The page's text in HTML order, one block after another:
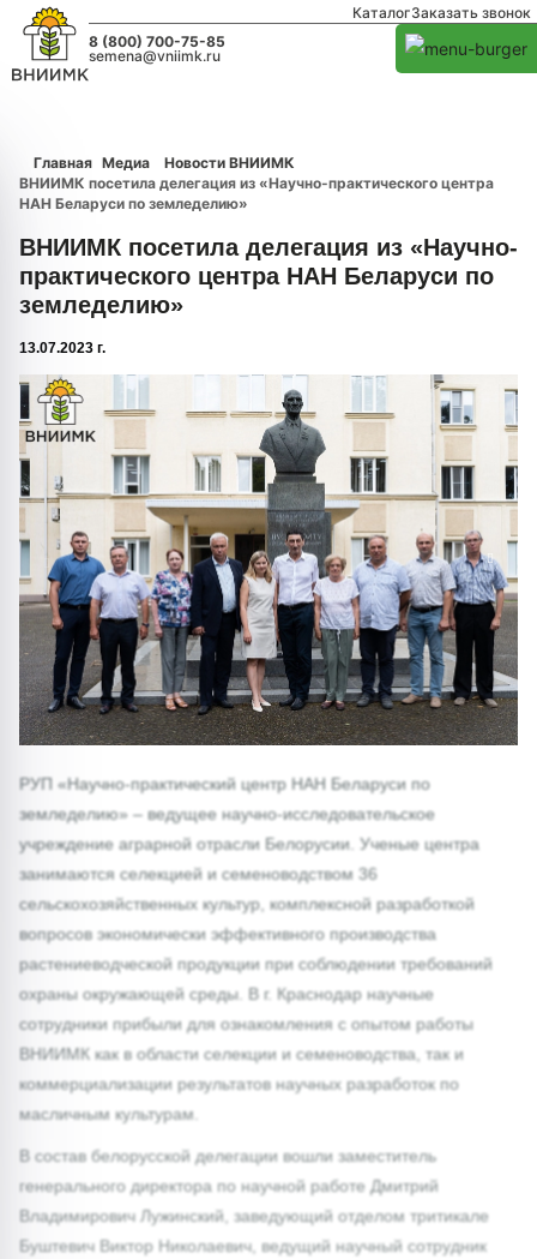
КаталогЗаказать звонок
8 (800) 700-75-85
semena@vniimk.ru
Главная Медиа
Новости ВНИИМК
ВНИИМК посетила делегация из «Научно-практического центра
НАН Беларуси по земледелию»
ВНИИМК посетила делегация из «Научно-
практического центра НАН Беларуси по
земледелию»
13.07.2023 г.
1/0
РУП «Научно-практический центр НАН Беларуси по
земледелию» – ведущее научно-исследовательское
учреждение аграрной отрасли Белорусии. Ученые центра
занимаются селекцией и семеноводством 36
сельскохозяйственных культур, комплексной разработкой
вопросов экономически эффективного производства
растениеводческой продукции при соблюдении требований
охраны окружающей среды. В г. Краснодар научные
сотрудники прибыли для ознакомления с опытом работы
ВНИИМК как в области селекции и семеноводства, так и
коммерциализации результатов научных разработок по
масличным культурам.
В состав белорусской делегации вошли заместитель
генерального директора по научной работе Дмитрий
Владимирович Лужинский, заведующий отделом тритикале
Буштевич Виктор Николаевич, ведущий научный сотрудник